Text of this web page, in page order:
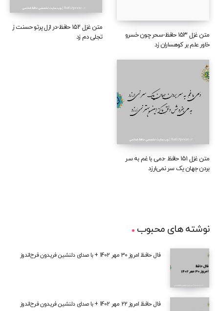
متن غزل ۱۵۳ حافظ-سحر چون خسرو
خاور علم بر کوهساران زد
متن غزل ۱۵۲ حافظ-در ازل پرتو حسنت ز
تجلی دم زد
متن غزل ۱۵۱ حافظ -دمی با غم به سر
بردن جهان یک سر نمی‌ارزد
نوشته های محبوب
فال حافظ امروز 30 مهر 1402 + با صدای دلنشین فریدون فرح‌اندوز
فال حافظ امروز 22 مهر 1402 + با صدای دلنشین فریدون فرح‌اندوز